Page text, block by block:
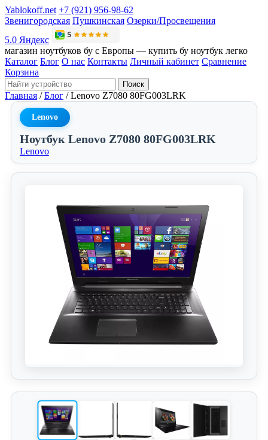
Yablokoff.net +7 (921) 956-98-62
Звенигородская Пушкинская Озерки/Просвещения
5.0 Яндекс
магазин ноутбуков бу с Европы — купить бу ноутбук легко
Каталог Блог О нас Контакты Личный кабинет Сравнение
Корзина
Поиск
Главная / Блог / Lenovo Z7080 80FG003LRK
Lenovo
Ноутбук Lenovo Z7080 80FG003LRK
Lenovo